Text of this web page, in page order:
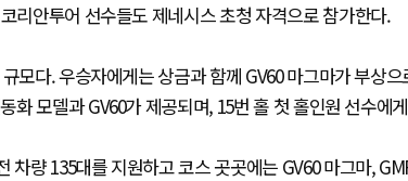
리안투어 선수들도 제네시스 초청 자격으로 참가한다.
모다. 우승자에게는 상금과 함께 GV60 마그마가 부상
화 모델과 GV60가 제공되며, 15번 홀 첫 홀인원 선수에
차량 135대를 지원하고 코스 곳곳에는 GV60 마그마,